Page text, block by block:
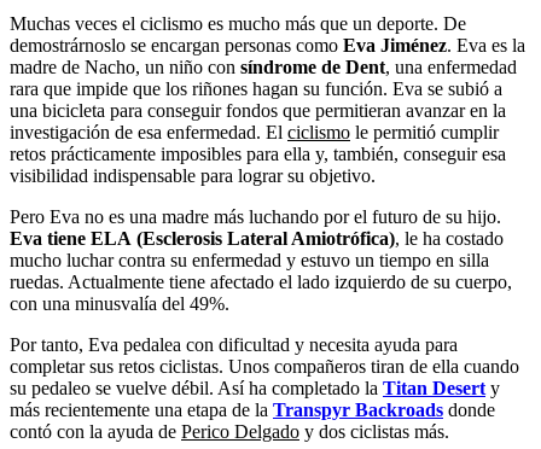
Muchas veces el ciclismo es mucho más que un deporte. De
demostrárnoslo se encargan personas como Eva Jiménez. Eva es la
madre de Nacho, un niño con síndrome de Dent, una enfermedad
rara que impide que los riñones hagan su función. Eva se subió a
una bicicleta para conseguir fondos que permitieran avanzar en la
investigación de esa enfermedad. El ciclismo le permitió cumplir
retos prácticamente imposibles para ella y, también, conseguir esa
visibilidad indispensable para lograr su objetivo.
Pero Eva no es una madre más luchando por el futuro de su hijo.
Eva tiene ELA (Esclerosis Lateral Amiotrófica), le ha costado
mucho luchar contra su enfermedad y estuvo un tiempo en silla
ruedas. Actualmente tiene afectado el lado izquierdo de su cuerpo,
con una minusvalía del 49%.
Por tanto, Eva pedalea con dificultad y necesita ayuda para
completar sus retos ciclistas. Unos compañeros tiran de ella cuando
su pedaleo se vuelve débil. Así ha completado la Titan Deserty
más recientemente una etapa de la Transpyr Backroads donde
contó con la ayuda de Perico Delgado y dos ciclistas más.